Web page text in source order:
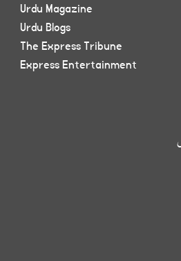
Urdu Magazine
Urdu Blogs
The Express Tribune
Express Entertainment